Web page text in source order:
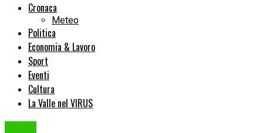
Cronaca
Meteo
Politica
Economia & Lavoro
Sport
Eventi
Cultura
La Valle nel VIRUS